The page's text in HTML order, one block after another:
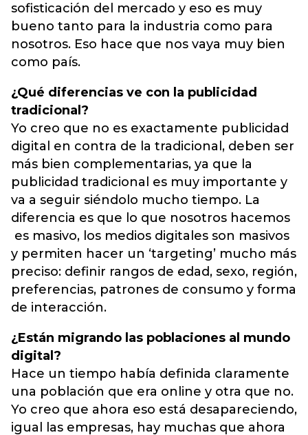
sofisticación del mercado y eso es muy
bueno tanto para la industria como para
nosotros. Eso hace que nos vaya muy bien
como país.
¿Qué diferencias ve con la publicidad
tradicional?
Yo creo que no es exactamente publicidad
digital en contra de la tradicional, deben ser
más bien complementarias, ya que la
publicidad tradicional es muy importante y
va a seguir siéndolo mucho tiempo. La
diferencia es que lo que nosotros hacemos
es masivo, los medios digitales son masivos
y permiten hacer un ‘targeting’ mucho más
preciso: definir rangos de edad, sexo, región,
preferencias, patrones de consumo y forma
de interacción.
¿Están migrando las poblaciones al mundo
digital?
Hace un tiempo había definida claramente
una población que era online y otra que no.
Yo creo que ahora eso está desapareciendo,
igual las empresas, hay muchas que ahora